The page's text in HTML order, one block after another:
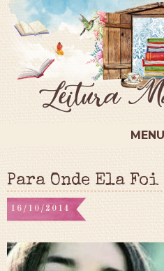
MENU
Para Onde Ela
16/10/2014